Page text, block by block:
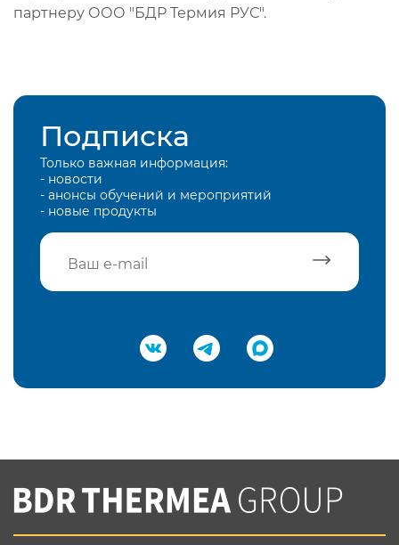
партнеру ООО "БДР Термия РУС".
Подписка
Только важная информация:
- новости
- анонсы обучений и мероприятий
- новые продукты
Подтвердить e-mail
Вы соглашаетесь с нашей политикой
конфеденциальности